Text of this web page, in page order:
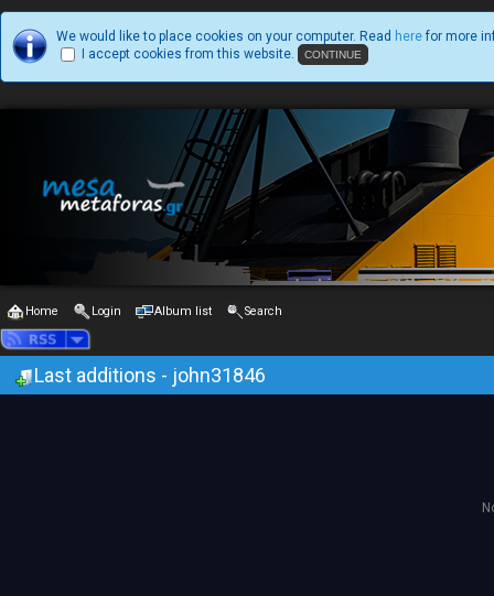
We would like to place cookies on your computer. Read here for more
I accept cookies from this website.
Home Login Album list Search
Last additions - john31846